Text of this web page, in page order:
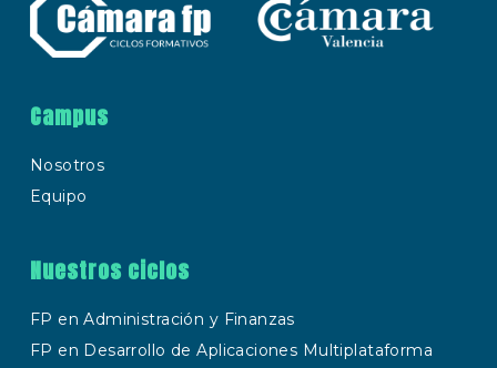
Campus
Nosotros
Equipo
Nuestros ciclos
FP en Administración y Finanzas
FP en Desarrollo de Aplicaciones Multiplataforma